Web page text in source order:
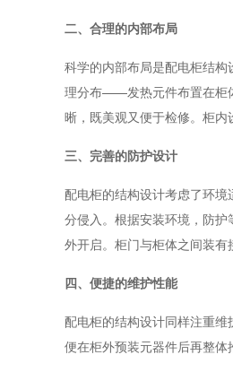
二、合理的内部布局
科学的内部布局是配电柜结
理分布——发热元件布置在柜
晰，既美观又便于检修。柜内
三、完善的防护设计
配电柜的结构设计考虑了环
分侵入。根据安装环境，防
外开启。柜门与柜体之间装有
四、便捷的维护性能
配电柜的结构设计同样注重
便在柜外预装元器件后再整体